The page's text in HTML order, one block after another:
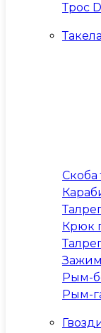
Трос
Скоба
Крюк
Зажим
Рым-
Рым-